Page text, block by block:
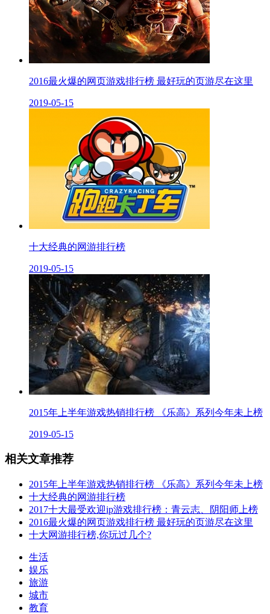
2016最火爆的网页游戏排行榜 最好玩的页游尽在这里
2019-05-15
十大经典的网游排行榜
2019-05-15
2015年上半年游戏热销排行榜 《乐高》系列今年未上榜
2019-05-15
相关文章推荐
2015年上半年游戏热销排行榜 《乐高》系列今年未上榜
十大经典的网游排行榜
2017十大最受欢迎ip游戏排行榜：青云志、阴阳师上榜
2016最火爆的网页游戏排行榜 最好玩的页游尽在这里
十大网游排行榜,你玩过几个?
生活
娱乐
旅游
城市
教育